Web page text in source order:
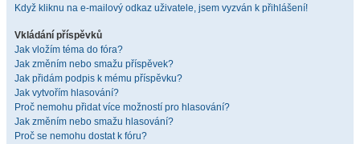
Když kliknu na e-mailový odkaz uživatele, jsem vyzván k přihlášení!
Vkládání příspěvků
Jak vložím téma do fóra?
Jak změním nebo smažu příspěvek?
Jak přidám podpis k mému příspěvku?
Jak vytvořím hlasování?
Proč nemohu přidat více možností pro hlasování?
Jak změním nebo smažu hlasování?
Proč se nemohu dostat k fóru?